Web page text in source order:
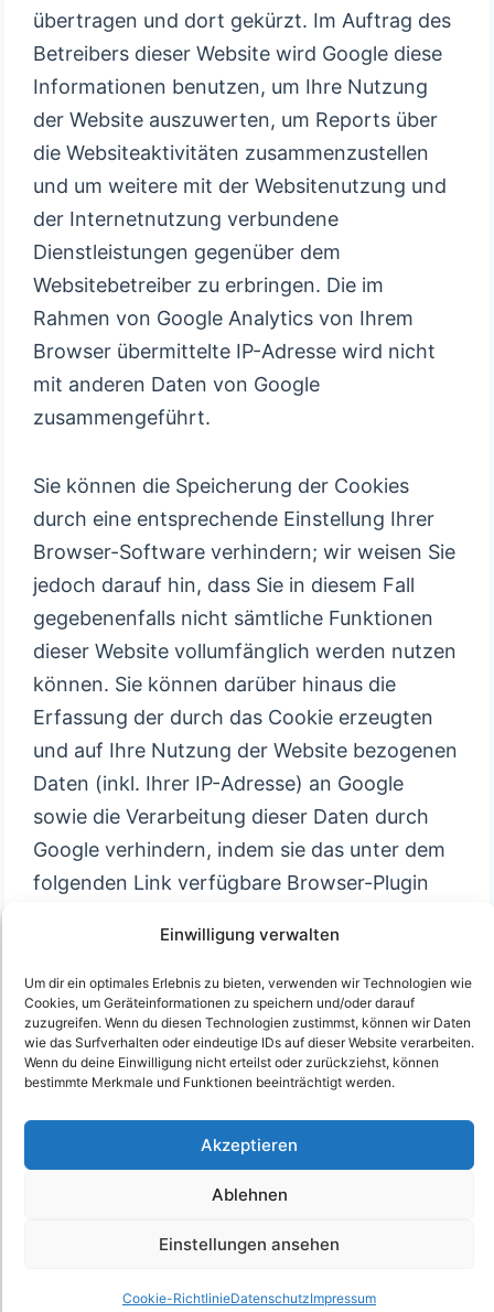
Einwilligung verwalten
Um dir ein optimales Erlebnis zu bieten, verwenden wir Technologien wie
Cookies, um Geräteinformationen zu speichern und/oder darauf
zuzugreifen. Wenn du diesen Technologien zustimmst, können wir Daten
wie das Surfverhalten oder eindeutige IDs auf dieser Website verarbeiten.
Wenn du deine Einwilligung nicht erteilst oder zurückziehst, können
bestimmte Merkmale und Funktionen beeinträchtigt werden.
Akzeptieren
Ablehnen
Einstellungen ansehen
Cookie-RichtlinieDatenschutzImpressum
übertragen und dort gekürzt. Im Auftrag des
Betreibers dieser Website wird Google diese
Informationen benutzen, um Ihre Nutzung
der Website auszuwerten, um Reports über
die Websiteaktivitäten zusammenzustellen
und um weitere mit der Websitenutzung und
der Internetnutzung verbundene
Dienstleistungen gegenüber dem
Websitebetreiber zu erbringen. Die im
Rahmen von Google Analytics von Ihrem
Browser übermittelte IP-Adresse wird nicht
mit anderen Daten von Google
zusammengeführt.
Sie können die Speicherung der Cookies
durch eine entsprechende Einstellung Ihrer
Browser-Software verhindern; wir weisen Sie
jedoch darauf hin, dass Sie in diesem Fall
gegebenenfalls nicht sämtliche Funktionen
dieser Website vollumfänglich werden nutzen
können. Sie können darüber hinaus die
Erfassung der durch das Cookie erzeugten
und auf Ihre Nutzung der Website bezogenen
Daten (inkl. Ihrer IP-Adresse) an Google
sowie die Verarbeitung dieser Daten durch
Google verhindern, indem sie das unter dem
folgenden Link verfügbare Browser-Plugin
http://tools.google.com/dlpage/gaoptout?
hl=de.
No tags for this post.
sowie Sanitär Hilfe Nicegen. |
Rohrreinigung